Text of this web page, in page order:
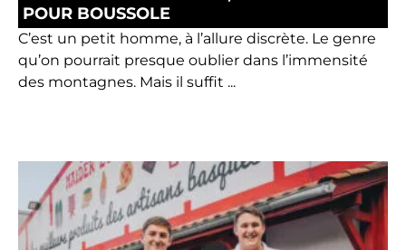
POUR BOUSSOLE
C’est un petit homme, à l’allure discrète. Le genre
qu’on pourrait presque oublier dans l’immensité
des montagnes. Mais il suffit ...